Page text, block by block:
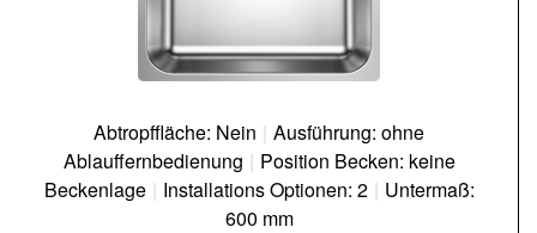
Abtropffläche: Nein | Ausführung: ohne
Ablauffernbedienung | Position Becken: keine
Beckenlage | Installations Optionen: 2 | Untermaß:
600 mm